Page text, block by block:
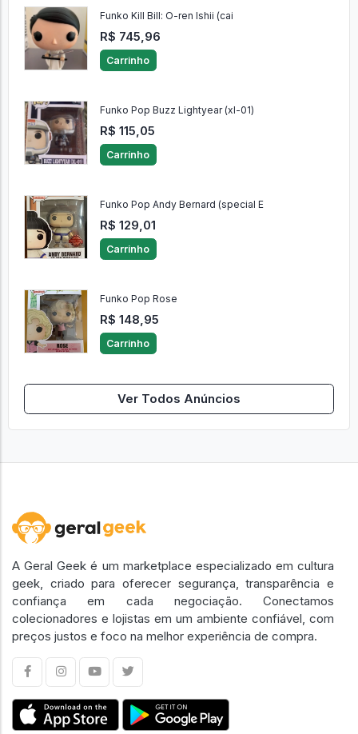
Funko Kill Bill: O-ren Ishii (cai
R$ 745,96
Carrinho
Funko Pop Buzz Lightyear (xl-01)
R$ 115,05
Carrinho
Funko Pop Andy Bernard (special E
R$ 129,01
Carrinho
Funko Pop Rose
R$ 148,95
Carrinho
Ver Todos Anúncios
A Geral Geek é um marketplace especializado em cultura
geek, criado para oferecer segurança, transparência e
confiança em cada negociação. Conectamos
colecionadores e lojistas em um ambiente confiável, com
preços justos e foco na melhor experiência de compra.